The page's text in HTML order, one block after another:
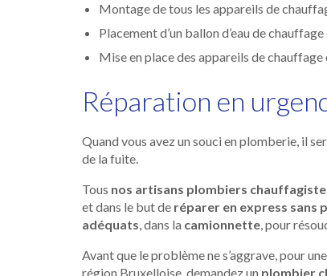
Montage de tous les appareils de
Placement d’un ballon d’eau de
Mise en place des appareils de
Réparation en
Quand vous avez un souci en plomberie, il
de la fuite.
Tous nos artisans plombiers
et dans le but de réparer en express sans
adéquats, dans la camionnette, pour
Avant que le problème ne s’aggrave, pour une
région Bruxelloise, demandez un plombier